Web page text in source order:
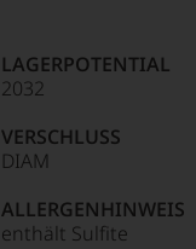
LAGERPOTENTIAL
2032
VERSCHLUSS
DIAM
ALLERGENHINWEIS
enthält Sulfite